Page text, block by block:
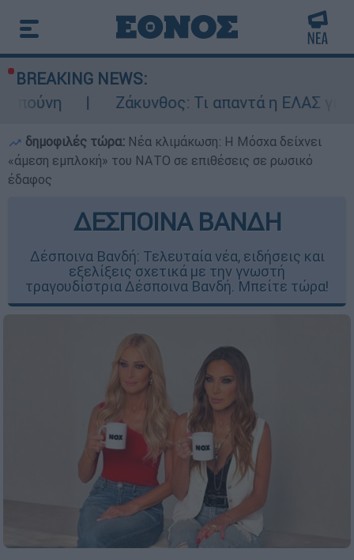
BREAKING NEWS:
Ζάκυνθος: Τι απαντά η ΕΛΑΣ για τους 8
δημοφιλές τώρα: Νέα κλιμάκωση: Η Μόσχα δείχνει
«άμεση εμπλοκή» του ΝΑΤΟ σε επιθέσεις σε ρωσικό
έδαφος
ΔΕΣΠΟΙΝΑ ΒΑΝΔΗ
Δέσποινα Βανδή: Τελευταία νέα, ειδήσεις και
εξελίξεις σχετικά με την γνωστή
τραγουδίστρια Δέσποινα Βανδή. Μπείτε τώρα!